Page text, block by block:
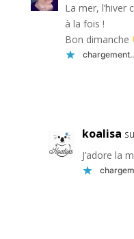
La mer, l’hiver
à la fois !
Bon dimanche
koalisa
J’adore la